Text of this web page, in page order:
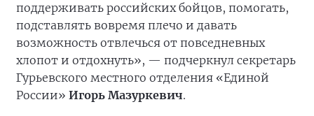
поддерживать российских бойцов, помогать,
подставлять вовремя плечо и давать
возможность отвлечься от повседневных
хлопот и отдохнуть», — подчеркнул секретарь
Гурьевского местного отделения «Единой
России» Игорь Мазуркевич.